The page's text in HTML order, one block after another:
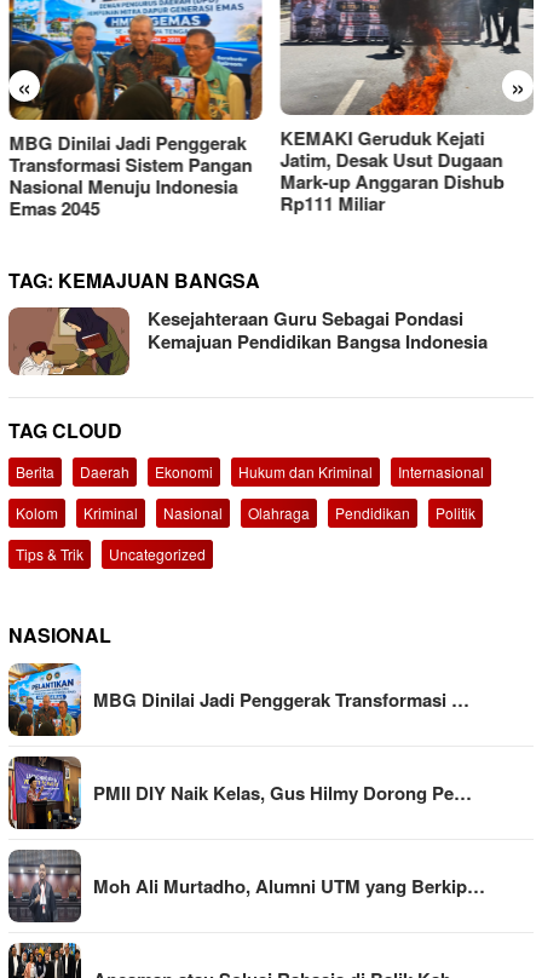
« »
KEMAKI Geruduk Kejati
Jatim, Desak Usut Dugaan
Mark-up Anggaran Dishub
Rp111 Miliar
PMII DIY Naik Kelas, Gus
Hilmy Dorong Penguatan
Advokasi Hukum dan
Digitalisasi Gerakan
TAG: KEMAJUAN BANGSA
Kesejahteraan Guru Sebagai Pondasi
Kemajuan Pendidikan Bangsa Indonesia
TAG CLOUD
Berita Daerah Ekonomi Hukum dan Kriminal
Internasional
Kolom
Kriminal Nasional Olahraga Pendidikan
Politik
Tips & Trik
Uncategorized
NASIONAL
MBG Dinilai Jadi Penggerak Transformasi …
PMII DIY Naik Kelas, Gus Hilmy Dorong Pe…
Moh Ali Murtadho, Alumni UTM yang Berkip…